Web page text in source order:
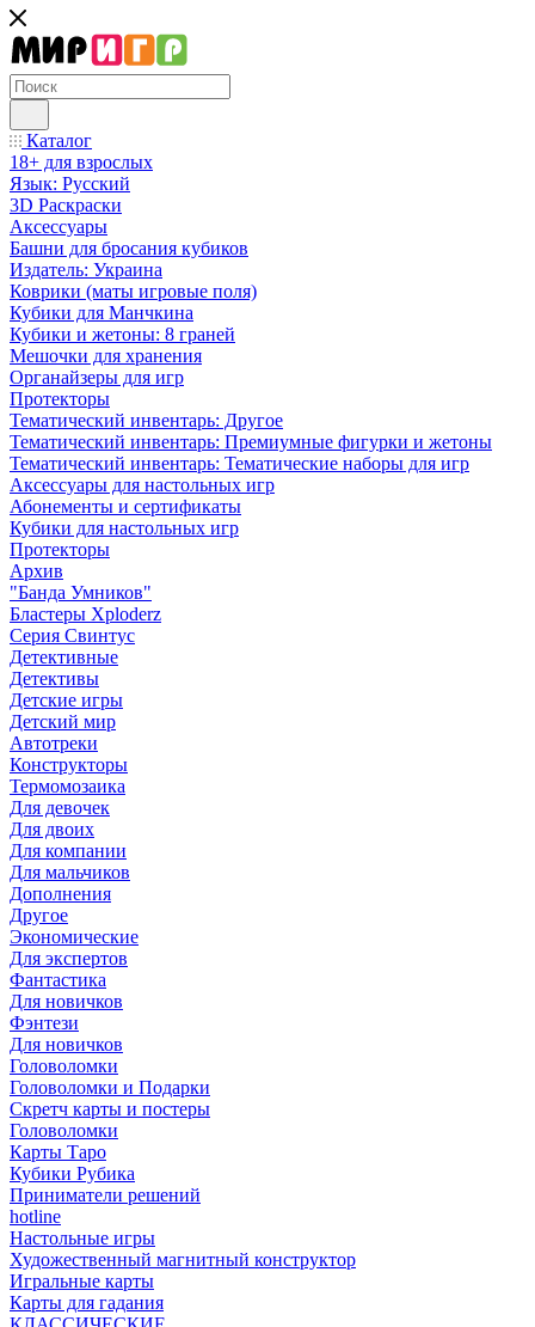
Каталог
18+ для взрослых
Язык: Русский
3D Раскраски
Аксессуары
Башни для бросания кубиков
Издатель: Украина
Коврики (маты игровые поля)
Кубики для Манчкина
Кубики и жетоны: 8 граней
Мешочки для хранения
Органайзеры для игр
Протекторы
Тематический инвентарь: Другое
Тематический инвентарь: Премиумные фигурки и жетоны
Тематический инвентарь: Тематические наборы для игр
Аксессуары для настольных игр
Абонементы и сертификаты
Кубики для настольных игр
Протекторы
Архив
"Банда Умников"
Бластеры Xploderz
Cерия Свинтус
Детективные
Детективы
Детские игры
Детский мир
Автотреки
Конструкторы
Термомозаика
Для девочек
Для двоих
Для компании
Для мальчиков
Дополнения
Другое
Экономические
Для экспертов
Фантастика
Для новичков
Фэнтези
Для новичков
Головоломки
Головоломки и Подарки
Cкретч карты и постеры
Головоломки
Карты Таро
Кубики Рубика
Приниматели решений
hotline
Настольные игры
Художественный магнитный конструктор
Игральные карты
Карты для гадания